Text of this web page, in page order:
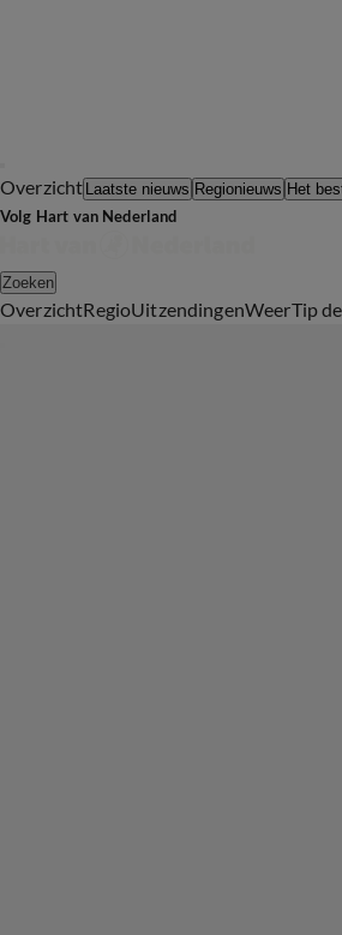
Overzicht Laatste nieuws Regionieuws Het
Volg Hart van Nederland
Zoeken
OverzichtRegioUitzendingenWeerTip